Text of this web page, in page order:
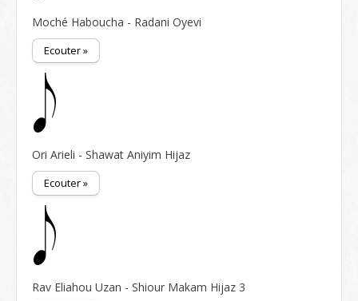
Moché Haboucha - Radani Oyevi
Ecouter »
Ori Arieli - Shawat Aniyim Hijaz
Ecouter »
Rav Eliahou Uzan - Shiour Makam Hijaz 3